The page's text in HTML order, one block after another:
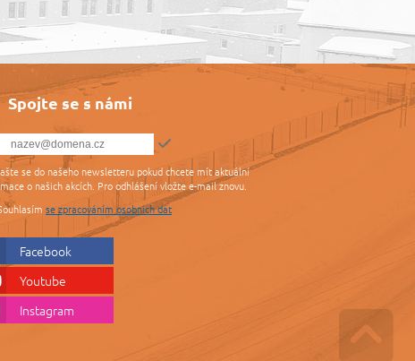
Spojte se s námi
se do našeho newsletteru pokud chcete mít aktuální
o našich akcích. Pro odhlášení vložte e-mail znovu.
se zpracováním osobních dat
Facebook
Youtube
Instagram